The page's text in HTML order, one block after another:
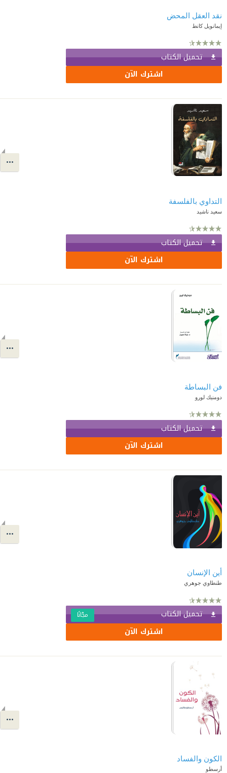
نقد العقل المحض
إيمانويل كانط
تحميل الكتاب
اشترك الآن
التداوي بالفلسفة
سعيد ناشيد
تحميل الكتاب
اشترك الآن
فن البساطة
دومنيك لورو
تحميل الكتاب
اشترك الآن
أين الإنسان
طنطاوي جوهري
تحميل الكتاب مجّانًا
اشترك الآن
الكون والفساد
أرسطو